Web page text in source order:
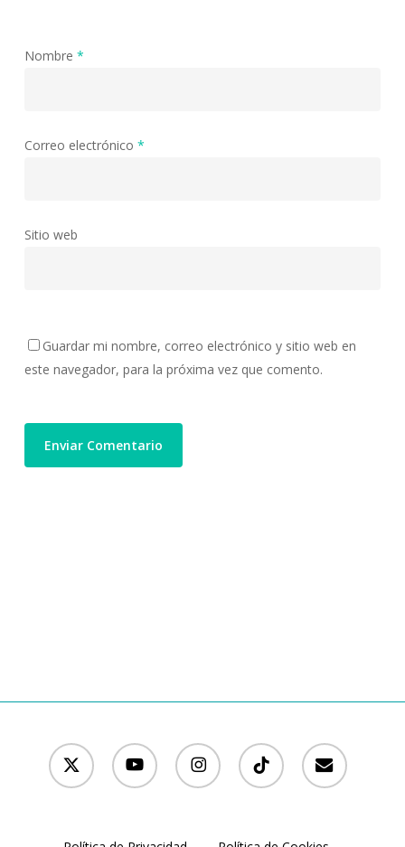
Nombre *
Correo electrónico *
Sitio web
Guardar mi nombre, correo electrónico y sitio web en
este navegador, para la próxima vez que comento.
x-
twitter
youtube instagram tiktok email